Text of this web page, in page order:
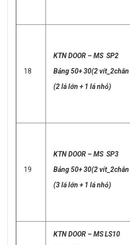
18
KTN DOOR – MS SP2
Bảng 50+ 30(2
(2 lá lớn + 1 lá nhỏ)
19
KTN DOOR – MS SP3
Bảng 50+ 30(2
(3 lá lớn + 1 lá nhỏ)
KTN DOOR – MS LS10